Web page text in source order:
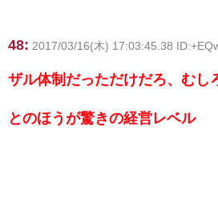
48: 2017/03/16(木) 17:03:45.38
ザル体制だっただけだろ、むし
とのほうが驚きの経営レベル